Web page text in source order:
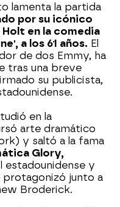
lamenta la partida
por su icónico
en la comedia
a los 61 años. El
de dos Emmy, ha
tras una breve
su publicista,
en la
arte dramático
y saltó a la fama
Glory,
estadounidense y
protagonizó junto a
Broderick.